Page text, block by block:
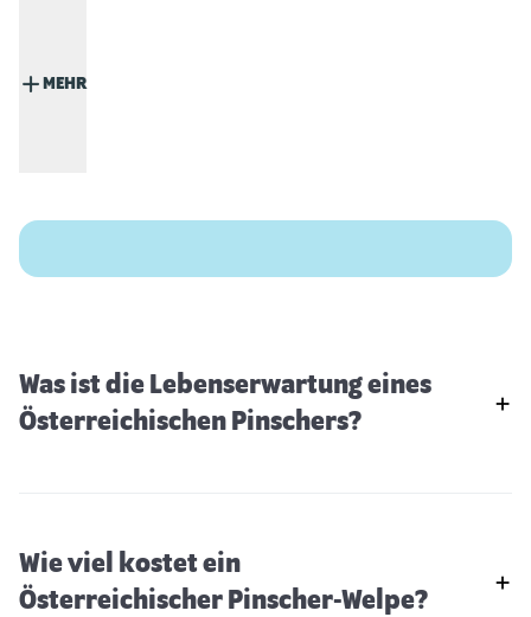
MEHR
Was ist die Lebenserwartung eines
Österreichischen Pinschers?
Wie viel kostet ein
Österreichischer Pinscher-Welpe?